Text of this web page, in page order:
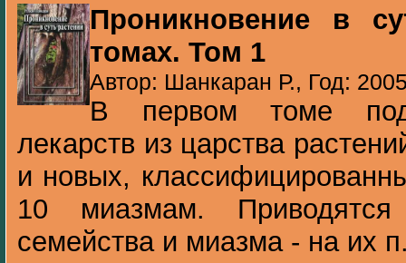
Проникновение в
томах. Том 1
Автор: Шанкаран Р., Год:
В первом томе
лекарств из царства
и новых,
10 миазмам.
семейства и миазма - на их